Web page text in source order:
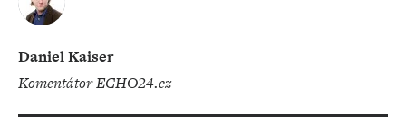
Daniel Kaiser
komentátor ECHO24.cz